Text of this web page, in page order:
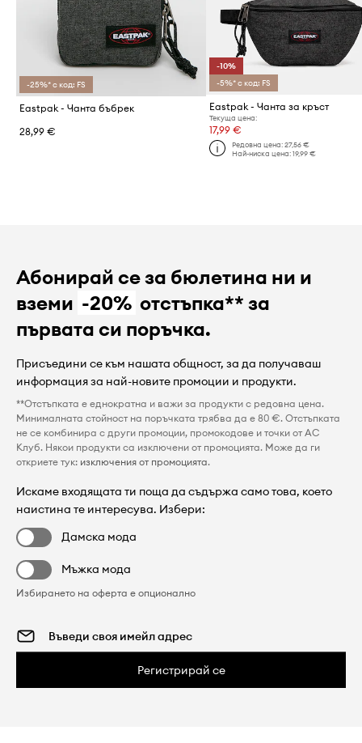
-25%* с код: FS
Eastpak - Чанта бъбрек
28,99 €
-10%
-5%* с код: FS
Eastpak - Чанта за кръст
Текуща цена:
17,99 €
Редовна цена: 27,56 €
Най-ниска цена: 19,99 €
Абонирай се за бюлетина ни и
вземи -20% отстъпка** за
първата си поръчка.
Присъедини се към нашата общност, за да получаваш
информация за най-новите промоции и продукти.
**Отстъпката е еднократна и важи за продукти с редовна цена.
Минималната стойност на поръчката трябва да е 80 €. Отстъпката
не се комбинира с други промоции, промокодове и точки от AC
Клуб. Някои продукти са изключени от промоцията. Може да ги
откриете тук: изключения от промоцията.
Искаме входящата ти поща да съдържа само това, което
наистина те интересува. Избери:
Дамска мода
Мъжка мода
Избирането на оферта е опционално
Регистрирай се